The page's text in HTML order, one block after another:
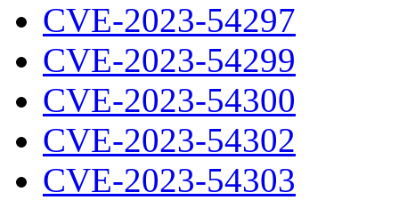
CVE-2023-54297
CVE-2023-54299
CVE-2023-54300
CVE-2023-54302
CVE-2023-54303